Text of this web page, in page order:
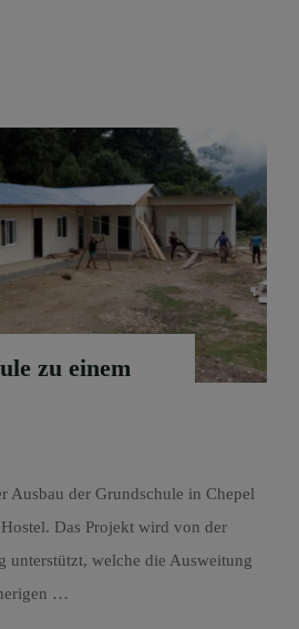
zu einem
Ausbau der Grundschule in Chepel
Das Projekt wird von der
unterstützt, welche die Ausweitung
…